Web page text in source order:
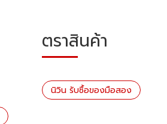
ตราสินค้า
นิวิน รับซื้อของมือสอง